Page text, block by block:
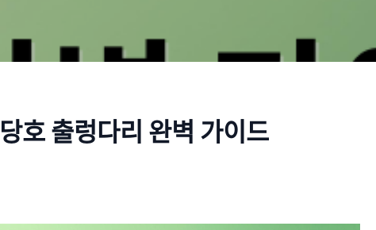
호 출렁다리 완벽 가이드